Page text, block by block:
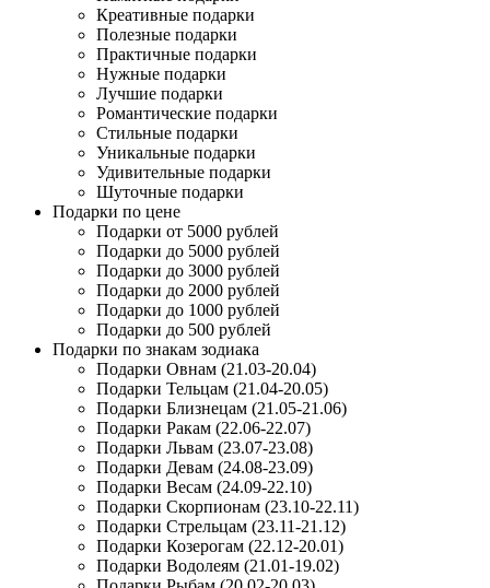
Креативные подарки
Полезные подарки
Практичные подарки
Нужные подарки
Лучшие подарки
Романтические подарки
Стильные подарки
Уникальные подарки
Удивительные подарки
Шуточные подарки
Подарки по цене
Подарки от 5000 рублей
Подарки до 5000 рублей
Подарки до 3000 рублей
Подарки до 2000 рублей
Подарки до 1000 рублей
Подарки до 500 рублей
Подарки по знакам зодиака
Подарки Овнам (21.03-20.04)
Подарки Тельцам (21.04-20.05)
Подарки Близнецам (21.05-21.06)
Подарки Ракам (22.06-22.07)
Подарки Львам (23.07-23.08)
Подарки Девам (24.08-23.09)
Подарки Весам (24.09-22.10)
Подарки Скорпионам (23.10-22.11)
Подарки Стрельцам (23.11-21.12)
Подарки Козерогам (22.12-20.01)
Подарки Водолеям (21.01-19.02)